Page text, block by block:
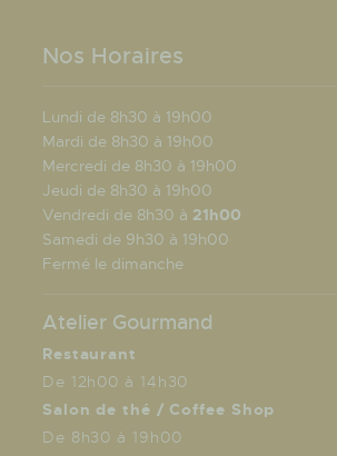
Nos Horaires
Lundi de 8h30 à 19h00
Mardi de 8h30 à 19h00
Mercredi de 8h30 à 19h00
Jeudi de 8h30 à 19h00
Vendredi de 8h30 à 21h00
Samedi de 9h30 à 19h00
Fermé le dimanche
Atelier Gourmand
Restaurant
De 12h00 à 14h30
Salon de thé / Coffee Shop
De 8h30 à 19h00